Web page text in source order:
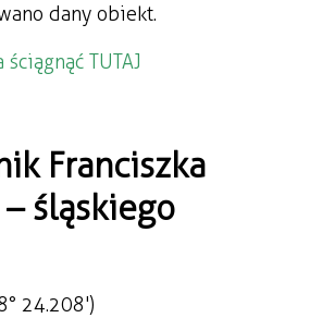
dany obiekt.
TUTAJ
Franciszka
śląskiego
24.208')